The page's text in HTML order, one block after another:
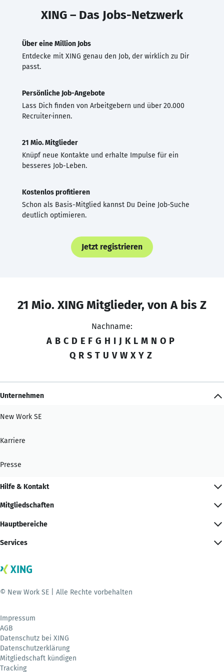
XING – Das Jobs-Netzwerk
Über eine Million Jobs
Entdecke mit XING genau den Job, der wirklich zu Dir
passt.
Persönliche Job-Angebote
Lass Dich finden von Arbeitgebern und über 20.000
Recruiter·innen.
21 Mio. Mitglieder
Knüpf neue Kontakte und erhalte Impulse für ein
besseres Job-Leben.
Kostenlos profitieren
Schon als Basis-Mitglied kannst Du Deine Job-Suche
deutlich optimieren.
Jetzt registrieren
21 Mio. XING Mitglieder, von A bis Z
Nachname:
A B C D E F G H I J K L M N O P
Q R S T U V W X Y Z
Unternehmen
New Work SE
Karriere
Presse
Hilfe & Kontakt
Mitgliedschaften
Hauptbereiche
Services
© New Work SE | Alle Rechte vorbehalten
Impressum
AGB
Datenschutz bei XING
Datenschutzerklärung
Mitgliedschaft kündigen
Tracking